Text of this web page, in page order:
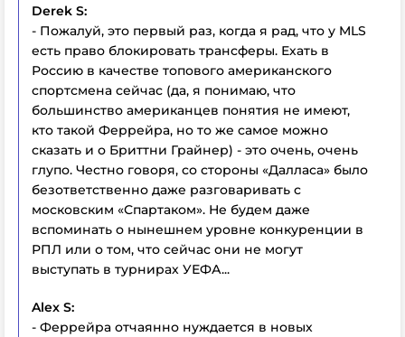
Derek S:
- Пожалуй, это первый раз, когда я рад, что у MLS
есть право блокировать трансферы. Ехать в
Россию в качестве топового американского
спортсмена сейчас (да, я понимаю, что
большинство американцев понятия не имеют,
кто такой Феррейра, но то же самое можно
сказать и о Бриттни Грайнер) - это очень, очень
глупо. Честно говоря, со стороны «Далласа» было
безответственно даже разговаривать с
московским «Спартаком». Не будем даже
вспоминать о нынешнем уровне конкуренции в
РПЛ или о том, что сейчас они не могут
выступать в турнирах УЕФА...
Alex S:
- Феррейра отчаянно нуждается в новых